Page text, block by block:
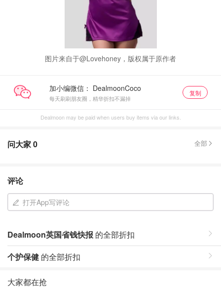
图片来自于@Lovehoney，版权属于原作者
加小编微信：
每天刷刷朋友圈，精华折扣不漏掉
复制
Dealmoon may be paid when users buy items via our links.
问大家0 全部
评论
打开App写评论
Dealmoon英国省钱快报 的全部折扣
个护保健 的全部折扣
大家都在抢